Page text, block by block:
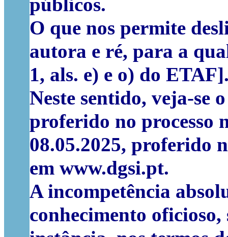
públicos.
O que nos permite
autora e ré, para a
1, als. e) e o) do
Neste sentido, veja-se
proferido no processo
08.05.2025, proferido
em www.dgsi.pt.
A incompetência
conhecimento